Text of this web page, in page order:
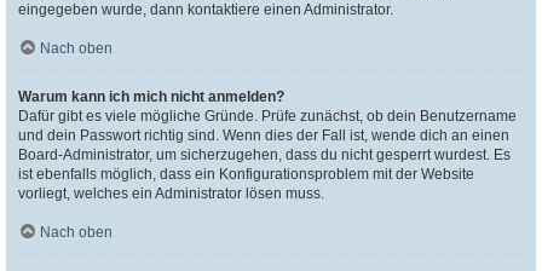
eingegeben wurde, dann kontaktiere einen Administrator.
Nach oben
Warum kann ich mich nicht anmelden?
Dafür gibt es viele mögliche Gründe. Prüfe zunächst, ob dein Benutzername
und dein Passwort richtig sind. Wenn dies der Fall ist, wende dich an einen
Board-Administrator, um sicherzugehen, dass du nicht gesperrt wurdest. Es
ist ebenfalls möglich, dass ein Konfigurationsproblem mit der Website
vorliegt, welches ein Administrator lösen muss.
Nach oben